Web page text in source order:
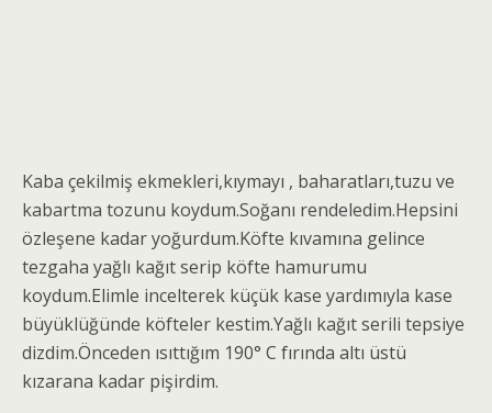
Kaba çekilmiş ekmekleri,kıymayı , baharatları,tuzu ve
kabartma tozunu koydum.Soğanı rendeledim.Hepsini
özleşene kadar yoğurdum.Köfte kıvamına gelince
tezgaha yağlı kağıt serip köfte hamurumu
koydum.Elimle incelterek küçük kase yardımıyla kase
büyüklüğünde köfteler kestim.Yağlı kağıt serili tepsiye
dizdim.Önceden ısıttığım 190° C fırında altı üstü
kızarana kadar pişirdim.